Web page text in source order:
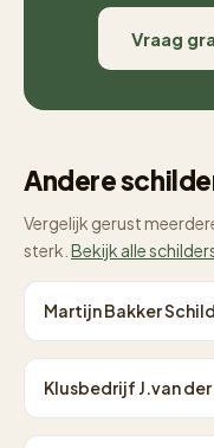
Vraag
Andere
Vergelijk gerust
sterk. Bekijk alle
Martijn Bakker
Klusbedrijf J.van